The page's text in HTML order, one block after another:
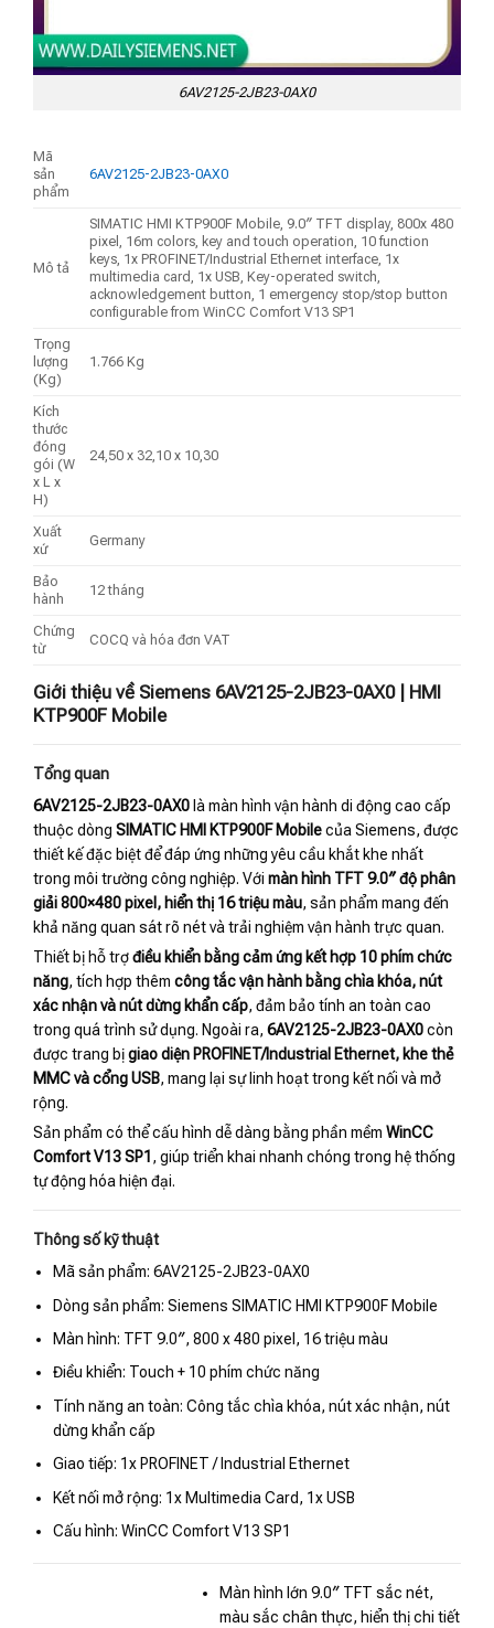
6AV2125-2JB23-0AX0
Mã
sản
phẩm
6AV2125-2JB23-0AX0
Mô tả
SIMATIC HMI KTP900F Mobile, 9.0″ TFT display, 800x 480
pixel, 16m colors, key and touch operation, 10 function
keys, 1x PROFINET/Industrial Ethernet interface, 1x
multimedia card, 1x USB, Key-operated switch,
acknowledgement button, 1 emergency stop/stop button
configurable from WinCC Comfort V13 SP1
Trọng
lượng
(Kg)
1.766 Kg
Kích
thước
đóng
gói (W
x L x
H)
24,50 x 32,10 x 10,30
Xuất
xứ
Germany
Bảo
hành
12 tháng
Chứng
từ
COCQ và hóa đơn VAT
Giới thiệu về Siemens 6AV2125-2JB23-0AX0 | HMI
KTP900F Mobile
Tổng quan
6AV2125-2JB23-0AX0 là màn hình vận hành di động cao cấp
thuộc dòng SIMATIC HMI KTP900F Mobilecủa Siemens, được
thiết kế đặc biệt để đáp ứng những yêu cầu khắt khe nhất
trong môi trường công nghiệp. Với màn hình TFT 9.0″ độ phân
giải 800×480 pixel, hiển thị 16 triệu màu, sản phẩm mang đến
khả năng quan sát rõ nét và trải nghiệm vận hành trực quan.
Thiết bị hỗ trợđiều khiển bằng cảm ứng kết hợp 10 phím chức
năng, tích hợp thêm công tắc vận hành bằng chìa khóa, nút
xác nhận và nút dừng khẩn cấp, đảm bảo tính an toàn cao
trong quá trình sử dụng. Ngoài ra, 6AV2125-2JB23-0AX0còn
được trang bịgiao diện PROFINET/Industrial Ethernet, khe thẻ
MMC và cổng USB, mang lại sự linh hoạt trong kết nối và mở
rộng.
Sản phẩm có thể cấu hình dễ dàng bằng phần mềm WinCC
Comfort V13 SP1 , giúp triển khai nhanh chóng trong hệ thống
tự động hóa hiện đại.
Thông số kỹ thuật
Mã sản phẩm: 6AV2125-2JB23-0AX0
Dòng sản phẩm: Siemens SIMATIC HMI KTP900F Mobile
Màn hình: TFT 9.0″, 800 x 480 pixel, 16 triệu màu
Điều khiển: Touch + 10 phím chức năng
Tính năng an toàn: Công tắc chìa khóa, nút xác nhận, nút
dừng khẩn cấp
Giao tiếp: 1x PROFINET / Industrial Ethernet
Kết nối mở rộng: 1x Multimedia Card, 1x USB
Cấu hình: WinCC Comfort V13 SP1
Màn hình lớn 9.0″ TFT sắc nét,
màu sắc chân thực, hiển thị chi tiết